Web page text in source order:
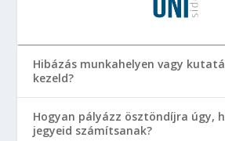
Hibázás munkahelyen vagy
kezeld?
Hogyan pályázz ösztöndíjra úgy,
jegyeid számítsanak?